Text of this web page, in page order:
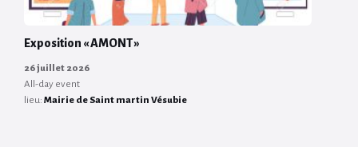
Exposition « AMONT »
26 juillet 2026
All-day event
lieu: Mairie de Saint martin Vésubie